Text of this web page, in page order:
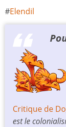
Elendil
Critique de
est le